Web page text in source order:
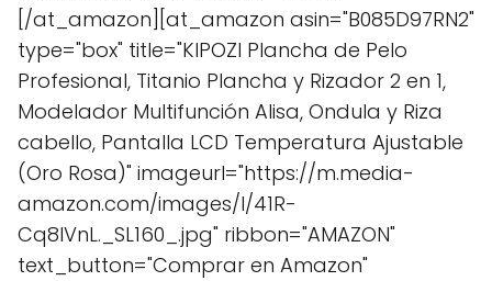
[/at_amazon][at_amazon asin="B085D97RN2"
type="box" title="KIPOZI Plancha de Pelo
Profesional, Titanio Plancha y Rizador 2 en 1,
Modelador Multifunción Alisa, Ondula y Riza
cabello, Pantalla LCD Temperatura Ajustable
(Oro Rosa)" imageurl="https://m.media-
amazon.com/images/I/41R-
Cq8IVnL._SL160_.jpg" ribbon="AMAZON"
text_button="Comprar en Amazon"